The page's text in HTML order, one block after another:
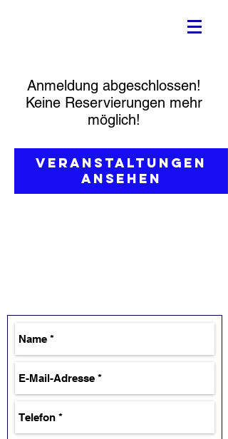
Anmeldung abgeschlossen!
Keine Reservierungen mehr
möglich!
Veranstaltungen
ansehen